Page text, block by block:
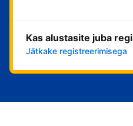
Kas alustasite juba
Jätkake registreerimisega